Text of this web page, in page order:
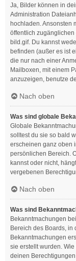
Ja, Bilder können in
Administration
hochladen. Ansonsten
öffentlich zugänglichen
bild.gif. Du kannst
befinden (außer es ist
die nur nach einer
Mailboxen, mit einem
anzuzeigen, benutze
Nach oben
Was sind globale
Globale
solltest du sie so bald
erscheinen ganz oben
persönlichen Bereich.
kannst oder nicht,
vergebenen
Nach oben
Was sind
Bekanntmachungen
Bereich des Boards, in
Bekanntmachungen
sie erstellt wurden.
deinen